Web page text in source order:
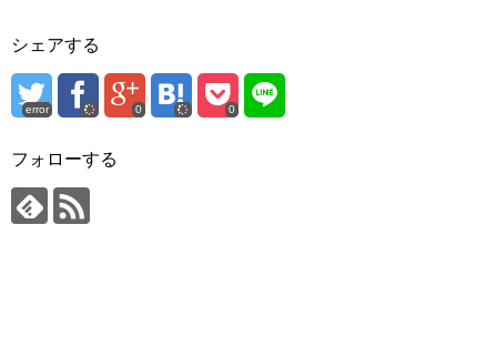
シェアする
error 0 0
フォローする